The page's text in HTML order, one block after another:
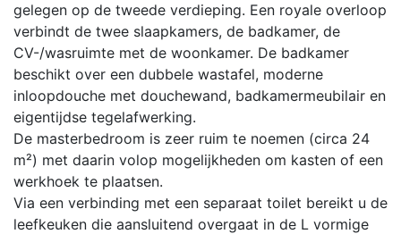
gelegen op de tweede verdieping. Een royale overloop
verbindt de twee slaapkamers, de badkamer, de
CV-/wasruimte met de woonkamer. De badkamer
beschikt over een dubbele wastafel, moderne
inloopdouche met douchewand, badkamermeubilair en
eigentijdse tegelafwerking.
De masterbedroom is zeer ruim te noemen (circa 24
m²) met daarin volop mogelijkheden om kasten of een
werkhoek te plaatsen.
Via een verbinding met een separaat toilet bereikt u de
leefkeuken die aansluitend overgaat in de L vormige